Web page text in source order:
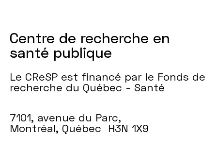
Centre de recherche en
santé publique
Le CReSP est financé par le Fonds de
recherche du Québec - Santé
7101, avenue du Parc,
Montréal, Québec H3N 1X9